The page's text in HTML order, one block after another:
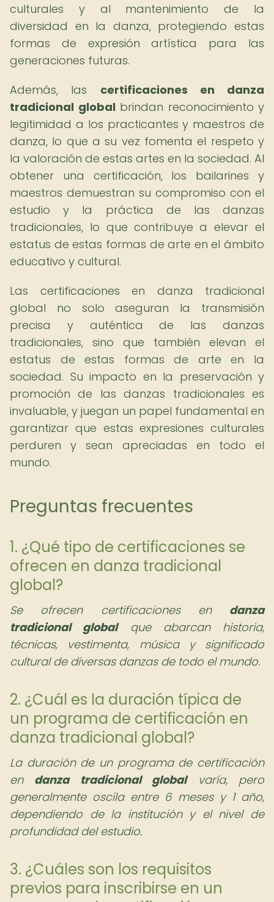
culturales y al mantenimiento de la
diversidad en la danza, protegiendo estas
formas de expresión artística para las
generaciones futuras.
Además, las certificaciones en danza
tradicional global brindan reconocimiento y
legitimidad a los practicantes y maestros de
danza, lo que a su vez fomenta el respeto y
la valoración de estas artes en la sociedad. Al
obtener una certificación, los bailarines y
maestros demuestran su compromiso con el
estudio y la práctica de las danzas
tradicionales, lo que contribuye a elevar el
estatus de estas formas de arte en el ámbito
educativo y cultural.
Las certificaciones en danza tradicional
global no solo aseguran la transmisión
precisa y auténtica de las danzas
tradicionales, sino que también elevan el
estatus de estas formas de arte en la
sociedad. Su impacto en la preservación y
promoción de las danzas tradicionales es
invaluable, y juegan un papel fundamental en
garantizar que estas expresiones culturales
perduren y sean apreciadas en todo el
mundo.
Preguntas frecuentes
1. ¿Qué tipo de certificaciones se
ofrecen en danza tradicional
global?
Se ofrecen certificaciones en danza
tradicional globalque abarcan historia,
técnicas, vestimenta, música y significado
cultural de diversas danzas de todo el mundo.
2. ¿Cuál es la duración típica de
un programa de certificación en
danza tradicional global?
La duración de un programa de certificación
en danza tradicional globalvaría, pero
generalmente oscila entre 6 meses y 1 año,
dependiendo de la institución y el nivel de
profundidad del estudio.
3. ¿Cuáles son los requisitos
previos para inscribirse en un